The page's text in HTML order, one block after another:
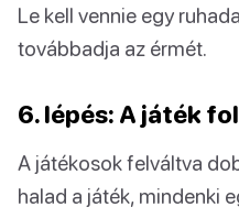
Le kell vennie egy
továbbadja az érmét.
6. lépés: A játék
A játékosok felváltva
halad a játék, mindenki